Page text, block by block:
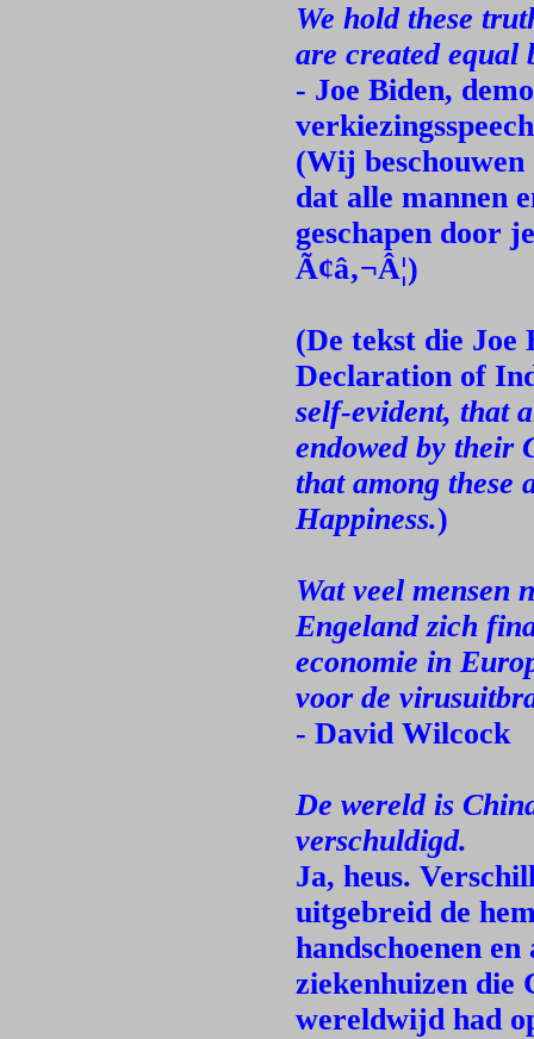
We hold these
are created equal
- Joe Biden,
(Wij beschouwen
dat alle mannen
geschapen door
Ã¢â‚¬Â¦)
(De tekst die Joe
Declaration of
self-evident, that
endowed by their
that among
Happiness.)
Wat veel mensen
Engeland zich
economie in
voor de
- David Wilcock
De wereld is
verschuldigd.
Ja, heus.
uitgebreid de
handschoenen
ziekenhuizen die
wereldwijd had